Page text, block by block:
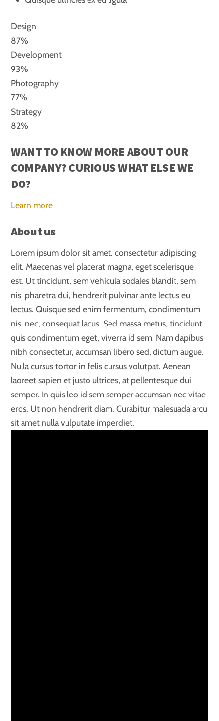
Design
87%
Development
93%
Photography
77%
Strategy
82%
WANT TO KNOW MORE ABOUT OUR
COMPANY? CURIOUS WHAT ELSE WE
DO?
Learn more
About us
Lorem ipsum dolor sit amet, consectetur adipiscing
elit. Maecenas vel placerat magna, eget scelerisque
est. Ut tincidunt, sem vehicula sodales blandit, sem
nisi pharetra dui, hendrerit pulvinar ante lectus eu
lectus. Quisque sed enim fermentum, condimentum
nisi nec, consequat lacus. Sed massa metus, tincidunt
quis condimentum eget, viverra id sem. Nam dapibus
nibh consectetur, accumsan libero sed, dictum augue.
Nulla cursus tortor in felis cursus volutpat. Aenean
laoreet sapien et justo ultrices, at pellentesque dui
semper. In quis leo id sem semper accumsan nec vitae
eros. Ut non hendrerit diam. Curabitur malesuada arcu
sit amet nulla vulputate imperdiet.